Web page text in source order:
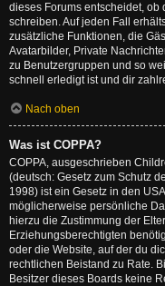
dieses Forums entscheidet, ob
schreiben. Auf jeden Fall
zusätzliche Funktionen, die
Avatarbilder, Private
zu Benutzergruppen und so
schnell erledigt ist und dir
Nach oben
Was ist COPPA?
COPPA, ausgeschrieben
(deutsch: Gesetz zum Schutz
1998) ist ein Gesetz in den
möglicherweise persönliche
hierzu die Zustimmung der
Erziehungsberechtigten
oder die Website, auf der du
rechtlichen Beistand zu Rate.
Besitzer dieses Boards keine